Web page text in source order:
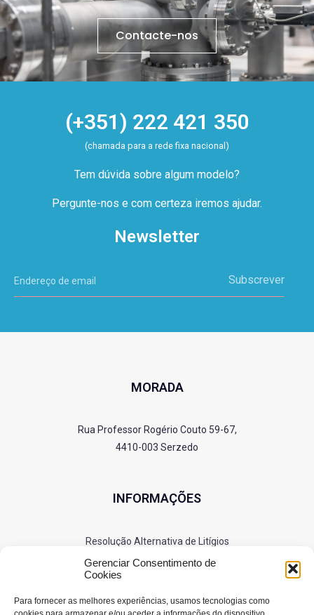
Gerenciar Consentimento de
Cookies
Para fornecer as melhores experiências, usamos tecnologias como
Contacte-nos
(+351) 222 421 350
(chamada para a rede fixa nacional)
Tem dúvida sobre algum modelo?
Pergunte-nos e com certeza iremos ajudar.
Newsletter
Subscrever
MORADA
Rua Professor Rogério Couto 59-67,
4410-003 Serzedo
INFORMAÇÕES
Resolução Alternativa de Litígios
Política de Privacidade